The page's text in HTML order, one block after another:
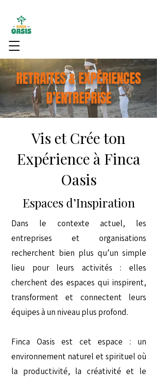
RETRAITES & EXPÉRIENCES
D’ENTREPRISE
Vis et Crée ton
Expérience à Finca
Oasis
Espaces d’Inspiration
Dans le contexte actuel, les
entreprises et organisations
recherchent bien plus qu’un simple
lieu pour leurs activités : elles
cherchent des espaces qui inspirent,
transforment et connectent leurs
équipes à un niveau plus profond.
Finca Oasis est cet espace : un
environnement naturel et spirituel où
la productivité, la créativité et le